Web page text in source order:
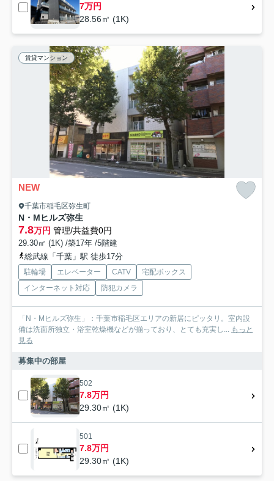
7万円
28.56㎡ (1K)
賃貸マンション
NEW
千葉市稲毛区弥生町
N・Mヒルズ弥生
7.8万円 管理/共益費0円
29.30㎡ (1K) /築17年 /5階建
総武線「千葉」駅 徒歩17分
駐輪場 エレベーター CATV
宅配ボックス
インターネット対応
防犯カメラ
「N・Mヒルズ弥生」：千葉市稲毛区エリアの新居にピッタリ。室内設
備は洗面所独立・浴室乾燥機などが揃っており、とても充実し...
もっと
見る
募集中の部屋
502
7.8万円
29.30㎡ (1K)
501
7.8万円
29.30㎡ (1K)